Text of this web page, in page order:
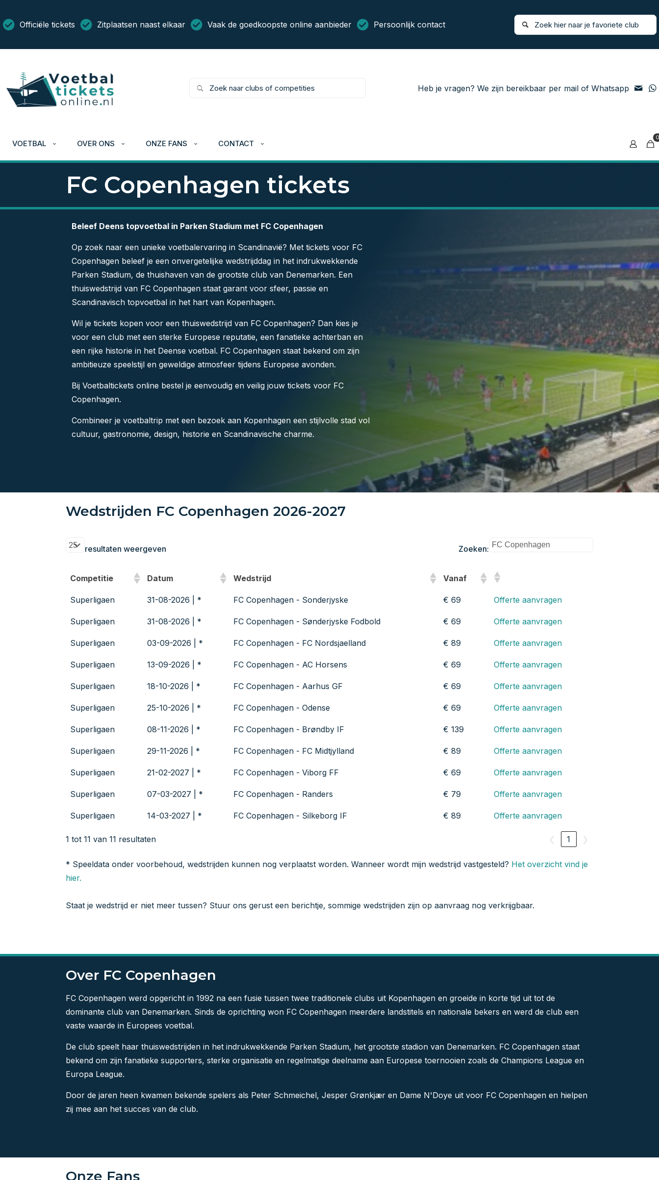
Officiële tickets Zitplaatsen naast elkaar Vaak de goedkoopste online aanbieder Persoonlijk contact
Heb je vragen? We zijn bereikbaar per mail of Whatsapp
VOETBAL OVER ONS ONZE FANS CONTACT
0
FC Copenhagen tickets
Beleef Deens topvoetbal in Parken Stadium met FC Copenhagen
Op zoek naar een unieke voetbalervaring in Scandinavië? Met tickets voor FC
Copenhagen beleef je een onvergetelijke wedstrijddag in het indrukwekkende
Parken Stadium, de thuishaven van de grootste club van Denemarken. Een
thuiswedstrijd van FC Copenhagen staat garant voor sfeer, passie en
Scandinavisch topvoetbal in het hart van Kopenhagen.
Wil je tickets kopen voor een thuiswedstrijd van FC Copenhagen? Dan kies je
voor een club met een sterke Europese reputatie, een fanatieke achterban en
een rijke historie in het Deense voetbal. FC Copenhagen staat bekend om zijn
ambitieuze speelstijl en geweldige atmosfeer tijdens Europese avonden.
Bij Voetbaltickets online bestel je eenvoudig en veilig jouw tickets voor FC
Copenhagen.
Combineer je voetbaltrip met een bezoek aan Kopenhagen een stijlvolle stad vol
cultuur, gastronomie, design, historie en Scandinavische charme.
Wedstrijden FC Copenhagen 2026-2027
resultaten weergeven Zoeken:
Competitie Datum Wedstrijd Vanaf
Superligaen 31-08-2026 | * FC Copenhagen - Sonderjyske € 69 Offerte aanvragen
Superligaen 31-08-2026 | * FC Copenhagen - Sønderjyske Fodbold € 69 Offerte aanvragen
Superligaen 03-09-2026 | * FC Copenhagen - FC Nordsjaelland € 89 Offerte aanvragen
Superligaen 13-09-2026 | * FC Copenhagen - AC Horsens € 69 Offerte aanvragen
Superligaen 18-10-2026 | * FC Copenhagen - Aarhus GF € 69 Offerte aanvragen
Superligaen 25-10-2026 | * FC Copenhagen - Odense € 69 Offerte aanvragen
Superligaen 08-11-2026 | * FC Copenhagen - Brøndby IF € 139 Offerte aanvragen
Superligaen 29-11-2026 | * FC Copenhagen - FC Midtjylland € 89 Offerte aanvragen
Superligaen 21-02-2027 | * FC Copenhagen - Viborg FF € 69 Offerte aanvragen
Superligaen 07-03-2027 | * FC Copenhagen - Randers € 79 Offerte aanvragen
Superligaen 14-03-2027 | * FC Copenhagen - Silkeborg IF € 89 Offerte aanvragen
1 tot 11 van 11 resultaten 1
* Speeldata onder voorbehoud, wedstrijden kunnen nog verplaatst worden. Wanneer wordt mijn wedstrijd vastgesteld? Het overzicht vind je
hier.
Staat je wedstrijd er niet meer tussen? Stuur ons gerust een berichtje, sommige wedstrijden zijn op aanvraag nog verkrijgbaar.
Over FC Copenhagen
FC Copenhagen werd opgericht in 1992 na een fusie tussen twee traditionele clubs uit Kopenhagen en groeide in korte tijd uit tot de
dominante club van Denemarken. Sinds de oprichting won FC Copenhagen meerdere landstitels en nationale bekers en werd de club een
vaste waarde in Europees voetbal.
De club speelt haar thuiswedstrijden in het indrukwekkende Parken Stadium, het grootste stadion van Denemarken. FC Copenhagen staat
bekend om zijn fanatieke supporters, sterke organisatie en regelmatige deelname aan Europese toernooien zoals de Champions League en
Europa League.
Door de jaren heen kwamen bekende spelers als Peter Schmeichel, Jesper Grønkjær en Dame N'Doye uit voor FC Copenhagen en hielpen
zij mee aan het succes van de club.
Onze Fans